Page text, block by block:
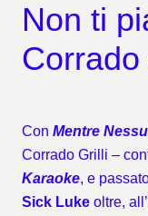
Non ti
Con Mentre
Corrado Grilli –
Karaoke, e
Sick Luke oltre,